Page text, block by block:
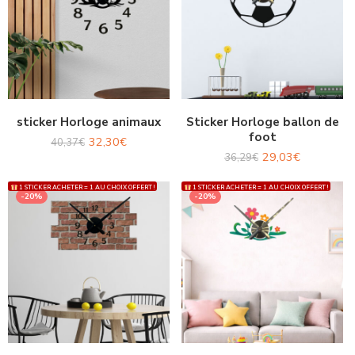
sticker Horloge animaux
40,37€ 32,30€
Sticker Horloge ballon de
foot
36,29€ 29,03€
1 STICKER ACHETER = 1 AU CHOIX OFFERT !
-20%
1 STICKER ACHETER = 1 AU CHOIX OFFERT !
-20%